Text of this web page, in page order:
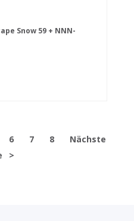
Snow 59 + NNN-
6 7 8
Nächste
>